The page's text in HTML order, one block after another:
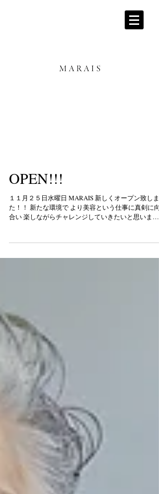
OPEN!!!
１１月２５日水曜日 MARAIS 新しくオープン致しま
た！！ 新たな環境で より美容という仕事に真剣に向
合い 楽しながらチャレンジしていきたいと思いま
ております。...